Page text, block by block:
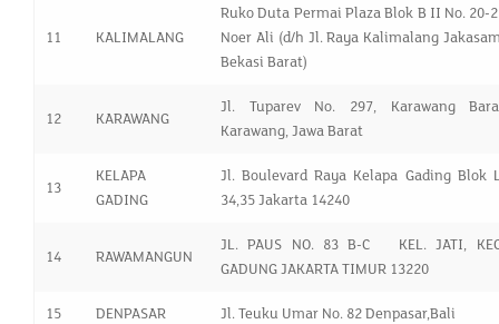
11 KALIMALANG
Ruko Duta Permai Plaza Blok B II No. 20-
Noer Ali (d/h Jl. Raya Kalimalang
Bekasi Barat)
12 KARAWANG
Jl. Tuparev No. 297, Karawang
Karawang, Jawa Barat
13
KELAPA
GADING
Jl. Boulevard Raya Kelapa Gading Blok
34,35 Jakarta 14240
14 RAWAMANGUN
JL. PAUS NO. 83 B-C KEL. JATI,
GADUNG JAKARTA TIMUR 13220
15 DENPASAR Jl. Teuku Umar No. 82 Denpasar,Bali